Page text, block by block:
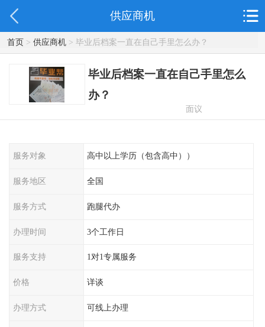
供应商机
首页> 供应商机> 毕业后档案一直在自己手里怎么办？
毕业后档案一直在自己手里怎么
办？
面议
服务对象 高中以上学历（包含高中））
服务地区 全国
服务方式 跑腿代办
办理时间 3个工作日
服务支持 1对1专属服务
价格 详谈
办理方式 可线上办理